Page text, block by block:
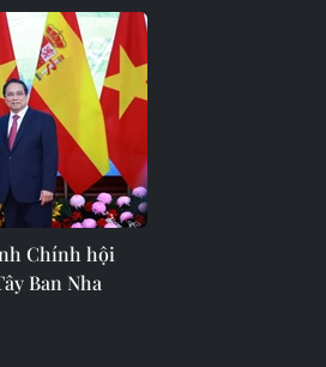
Chính hội
Ban Nha